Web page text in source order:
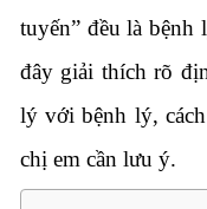
tuyến” đều là
đây giải thích rõ
lý với bệnh lý,
chị em cần lưu ý.